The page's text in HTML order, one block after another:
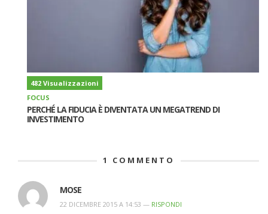
482 Visualizzazioni
FOCUS
PERCHÉ LA FIDUCIA È DIVENTATA UN MEGATREND DI
INVESTIMENTO
1 COMMENTO
MOSE
22 DICEMBRE 2015 A 14:53 — RISPONDI